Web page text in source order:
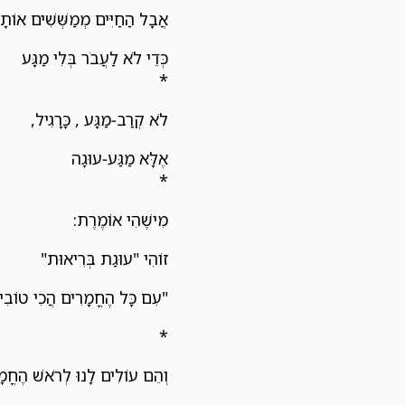
אֲבָל הַחַיִּים מְמַשְּׁשִׁים
כְּדֵי לֹא לַעֲבֹר בְּלִי מַגָּע
*
לֹא קְרַב-מַגָּע , כָּרָגִיל,
אֶלָּא מַגַּע-עוּגָה
*
מִישֶׁהִי אוֹמֶרֶת:
זוֹהִי "עוּגַת בְּרִיאוּת"
"עִם כָּל הֶחֳמָרִים הֲכִי
*
וְהֵם עוֹלִים לָנוּ לְרֹאשׁ